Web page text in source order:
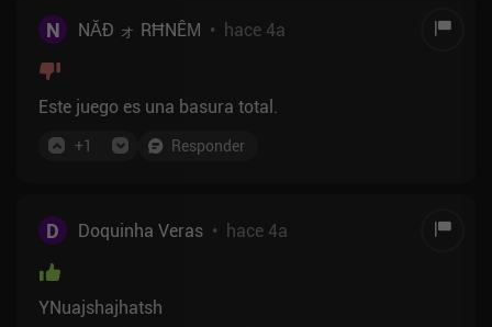
N NĂÐ ォ RĦNÊΜ • hace 4a
Este juego es una basura total.
+1 Responder
D Doquinha Veras • hace 4a
YNuajshajhatsh